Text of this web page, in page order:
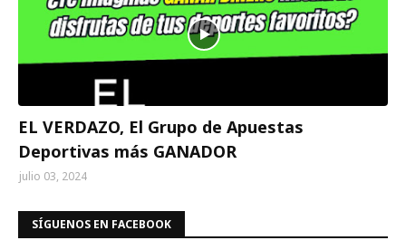
EL VERDAZO, El Grupo de Apuestas
Deportivas más GANADOR
julio 03, 2024
SÍGUENOS EN FACEBOOK